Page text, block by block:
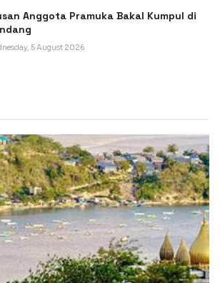
Anggota Pramuka Bakal Kumpul di
5 August 2026